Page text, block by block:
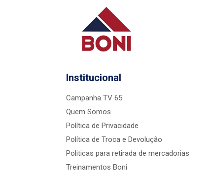
Institucional
Campanha TV 65
Quem Somos
Política de Privacidade
Política de Troca e Devolução
Politicas para retirada de mercadorias
Treinamentos Boni